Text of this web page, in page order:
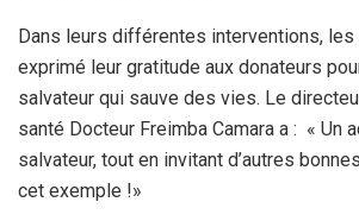
Dans leurs différentes interventions,
exprimé leur gratitude aux donateurs
salvateur qui sauve des vies. Le
santé Docteur Freimba Camara a : « Un
salvateur, tout en invitant d’autres
cet exemple !»